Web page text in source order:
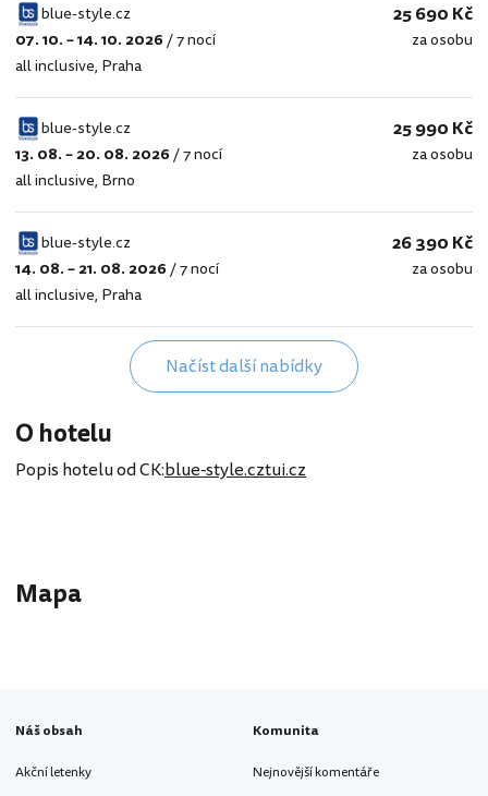
blue-
style.cz
blue-style.cz
07. 10. – 14. 10. 2026/7 nocí
all inclusive, Praha
25 690 Kč
za osobu
blue-
style.cz
blue-style.cz
13. 08. – 20. 08. 2026/7 nocí
all inclusive, Brno
25 990 Kč
za osobu
blue-
style.cz
blue-style.cz
14. 08. – 21. 08. 2026/7 nocí
all inclusive, Praha
26 390 Kč
za osobu
Načíst další nabídky
O hotelu
Popis hotelu od CK:blue-style.cztui.cz
Mapa
Náš obsah
Akční letenky
Komunita
Nejnovější komentáře